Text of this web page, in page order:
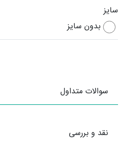
سایز
بدون سایز
سوالات متداول
نقد و بررسی